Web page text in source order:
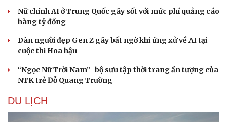
Nữ chính AI ở Trung Quốc gây sốt với mức phí quảng cáo
hàng tỷ đồng
Dàn người đẹp Gen Z gây bất ngờ khi ứng xử về AI tại
cuộc thi Hoa hậu
“Ngọc Nữ Trời Nam”- bộ sưu tập thời trang ấn tượng của
NTK trẻ Đỗ Quang Trường
DU LỊCH